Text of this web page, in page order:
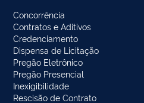
Concorrência
Contratos e Aditivos
Credenciamento
Dispensa de Licitação
Pregão Eletrônico
Pregão Presencial
Inexigibilidade
Rescisão de Contrato